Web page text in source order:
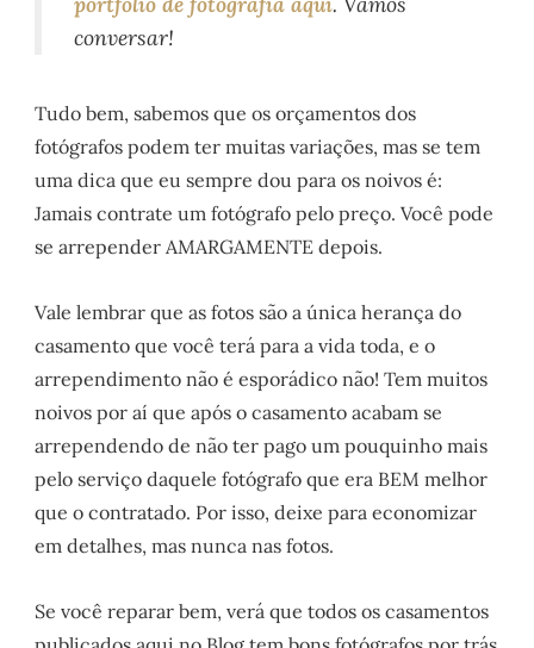
conversar!
Tudo bem, sabemos que os orçamentos dos
fotógrafos podem ter muitas variações, mas se tem
uma dica que eu sempre dou para os noivos é:
Jamais contrate um fotógrafo pelo preço. Você pode
se arrepender AMARGAMENTE depois.
Vale lembrar que as fotos são a única herança do
casamento que você terá para a vida toda, e o
arrependimento não é esporádico não! Tem muitos
noivos por aí que após o casamento acabam se
arrependendo de não ter pago um pouquinho mais
pelo serviço daquele fotógrafo que era BEM melhor
que o contratado. Por isso, deixe para economizar
em detalhes, mas nunca nas fotos.
Se você reparar bem, verá que todos os casamentos